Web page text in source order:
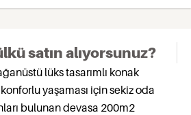
satın alıyorsunuz?
lüks tasarımlı konak
yaşaması için sekiz oda
bulunan devasa 200m2